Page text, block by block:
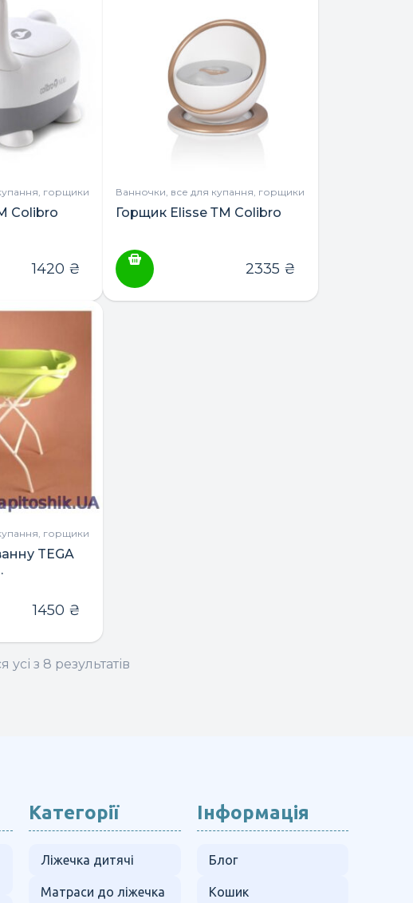
горщики
Colibro
1420 ₴
Ванночки, все для купання, горщики
Горщик Elisse ТМ Colibro
2335 ₴
горщики
TEGA
1450 ₴
з 8 результатів
Категорії
Ліжечка дитячі
Матраси до ліжечка
Інформація
Блог
Кошик